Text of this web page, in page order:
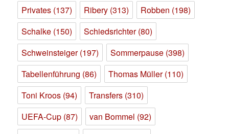
Privates (137) Ribery (313) Robben (198)
Schalke (150) Schiedsrichter(80)
Schweinsteiger(197) Sommerpause (398)
Tabellenführung (86) Thomas Müller(110)
Toni Kroos (94) Transfers (310)
UEFA-Cup (87) van Bommel (92)